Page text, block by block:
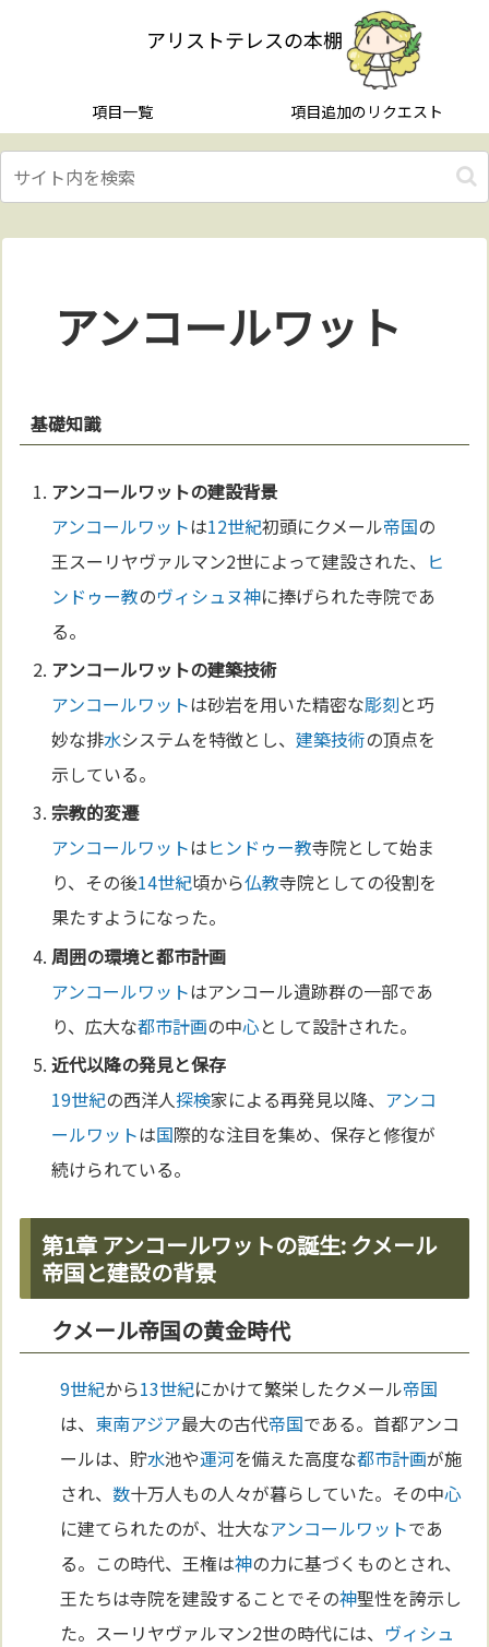
アリストテレスの本棚
項目一覧 項目追加のリクエスト
アンコールワット
基礎知識
アンコールワットの建設背景
アンコールワットは12世紀初頭にクメール帝国の
王スーリヤヴァルマン2世によって建設された、 ヒ
ンドゥー教のヴィシュヌ神に捧げられた寺院であ
る。
アンコールワットの建築技術
アンコールワットは砂岩を用いた精密な彫刻と巧
妙な排水システムを特徴とし、建築技術の頂点を
示している。
宗教的変遷
アンコールワットはヒンドゥー教寺院として始ま
り、その後14世紀頃から仏教寺院としての役割を
果たすようになった。
周囲の環境と都市計画
アンコールワットはアンコール遺跡群の一部であ
り、広大な都市計画の中心として設計された。
近代以降の発見と保存
19世紀の西洋人探検家による再発見以降、 アンコ
ールワットは国際的な注目を集め、保存と修復が
続けられている。
第1章 アンコールワットの誕生: クメール
帝国と建設の背景
クメール帝国の黄金時代
9世紀から13世紀にかけて繁栄したクメール帝国
は、 東南アジア最大の古代帝国である。首都アンコ
ールは、貯水池や運河を備えた高度な都市計画が施
され、数十万人もの人々が暮らしていた。その中心
に建てられたのが、壮大なアンコールワットであ
る。この時代、王権は神の力に基づくものとされ、
王たちは寺院を建設することでその神聖性を誇示し
た。スーリヤヴァルマン2世の時代には、 ヴィシュ